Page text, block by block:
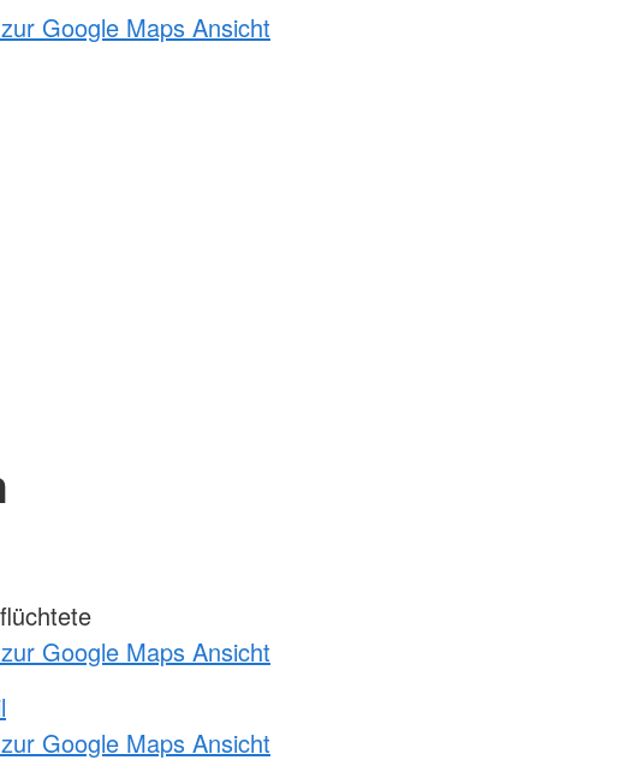
Google Maps Ansicht
Google Maps Ansicht
Google Maps Ansicht